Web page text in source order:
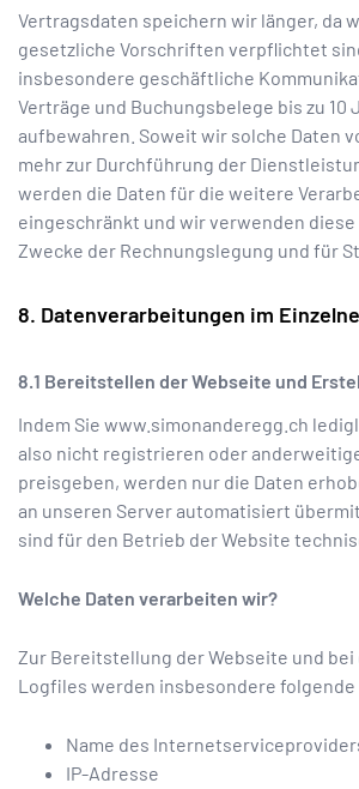
Vertragsdaten speichern wir länger, da
gesetzliche Vorschriften verpflichtet
insbesondere geschäftliche
Verträge und Buchungsbelege bis zu 10
aufbewahren. Soweit wir solche Daten
mehr zur Durchführung der
werden die Daten für die weitere
eingeschränkt und wir verwenden
Zwecke der Rechnungslegung und für
Datenverarbeitungen im
Bereitstellen der Webseite und
Indem Sie www.simonanderegg.ch
also nicht registrieren oder
preisgeben, werden nur die Daten
an unseren Server automatisiert
sind für den Betrieb der Website
Welche Daten verarbeiten wir?
Zur Bereitstellung der Webseite und
Logfiles werden insbesondere
Name des
IP-Adresse